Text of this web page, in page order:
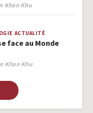
Khan Khu
ACTUALITÉ
face au Monde
Khan Khu